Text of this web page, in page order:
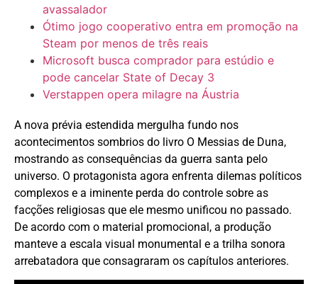
avassalador
Ótimo jogo cooperativo entra em promoção na
Steam por menos de três reais
Microsoft busca comprador para estúdio e
pode cancelar State of Decay 3
Verstappen opera milagre na Áustria
A nova prévia estendida mergulha fundo nos
acontecimentos sombrios do livro O Messias de Duna,
mostrando as consequências da guerra santa pelo
universo. O protagonista agora enfrenta dilemas políticos
complexos e a iminente perda do controle sobre as
facções religiosas que ele mesmo unificou no passado.
De acordo com o material promocional, a produção
manteve a escala visual monumental e a trilha sonora
arrebatadora que consagraram os capítulos anteriores.